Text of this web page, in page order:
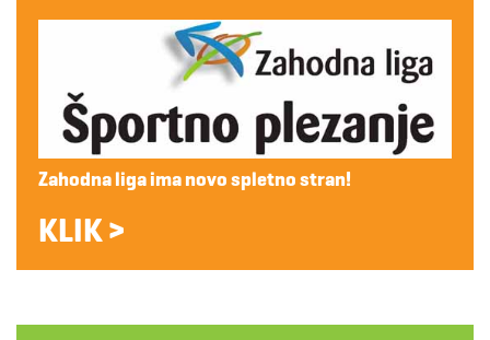
Zahodna liga ima novo spletno stran!
KLIK >